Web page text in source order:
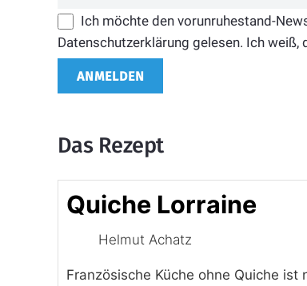
Ich möchte den vorunruhestand-
Datenschutzerklärung gelesen. Ich
Das Rezept
Quiche Lorraine
Helmut Achatz
Französische Küche ohne Quiche ist